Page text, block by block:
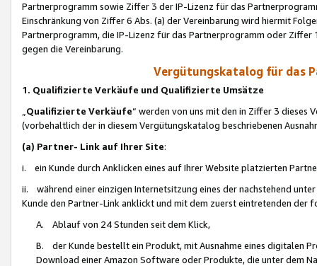
Partnerprogramm sowie Ziffer 3 der IP-Lizenz für das
Einschränkung von Ziffer 6 Abs. (a) der Vereinbarung wird hiermit
Partnerprogramm, die IP-Lizenz für das Partnerprogramm oder
gegen die Vereinbarung.
Vergütungskatalog für das
1. Qualifizierte Verkäufe und Qualifizierte Umsätze
Qualifizierte Verkäufe“ werden von uns mit den in Ziffer 3
(vorbehaltlich der in diesem Vergütungskatalog beschriebenen
(a) Partner- Link auf Ihrer Site:
i. ein Kunde durch Anklicken eines auf Ihrer Website platzierten
ii. während einer einzigen Internetsitzung eines der nachstehend
Kunde den Partner-Link anklickt und mit dem zuerst eintretenden der
A. Ablauf von 24 Stunden seit dem Klick,
B. der Kunde bestellt ein Produkt, mit Ausnahme eines digitalen
Download einer Amazon Software oder Produkte, die unter dem